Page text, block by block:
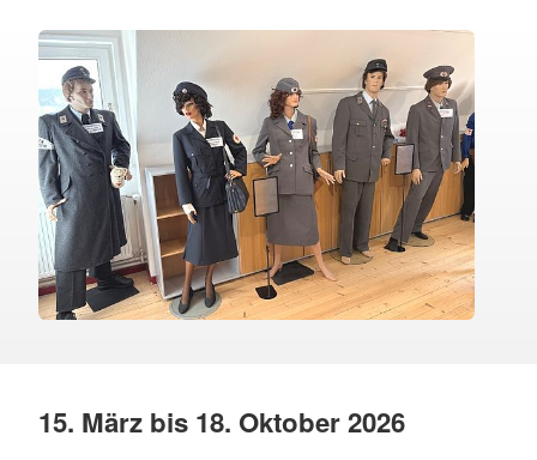
15. März bis 18. Oktober 2026